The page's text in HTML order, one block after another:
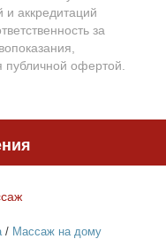
аккредитаций
за
публичной офертой.
/ Массаж на дому